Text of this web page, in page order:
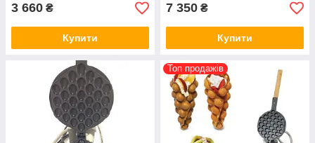
3 660 ₴
Купити
7 350 ₴
Купити
Топ продажів